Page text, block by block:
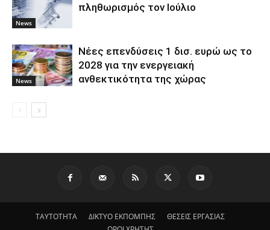
News
πληθωρισμός τον Ιούλιο
News
Νέες επενδύσεις 1 δισ. ευρώ ως το
2028 για την ενεργειακή
ανθεκτικότητα της χώρας
ΤΑΥΤΟΤΗΤΑ ΔΙΚΤΥΟ ΕΚΠΟΜΠΗΣ
ΘΕΣΕΙΣ ΕΡΓΑΣΙΑΣ